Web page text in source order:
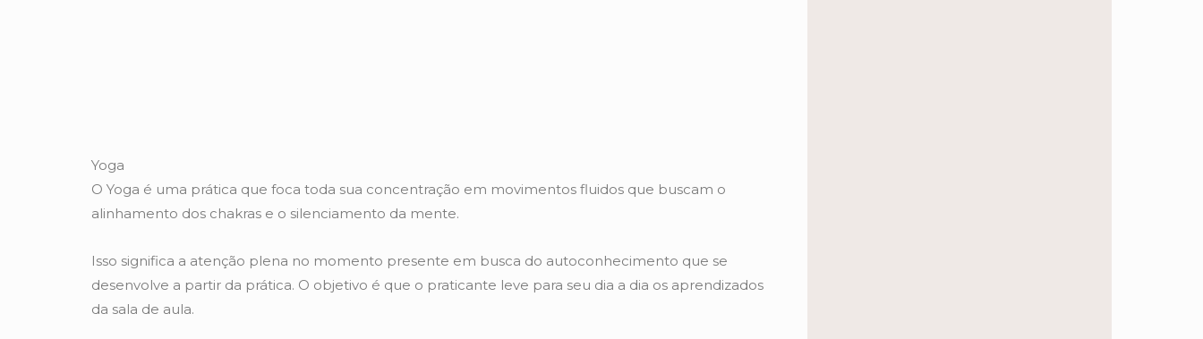
Yoga
O Yoga é uma prática que foca toda sua concentração em movimentos fluidos que buscam o
alinhamento dos chakras e o silenciamento da mente.
Isso significa a atenção plena no momento presente em busca do autoconhecimento que se
desenvolve a partir da prática. O objetivo é que o praticante leve para seu dia a dia os aprendizados
da sala de aula.